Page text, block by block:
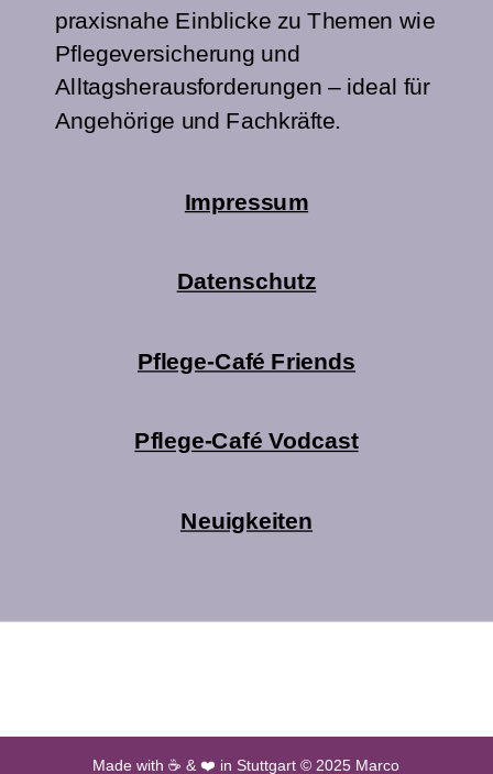
praxisnahe Einblicke zu Themen wie
Pflegeversicherung und
Alltagsherausforderungen – ideal für
Angehörige und Fachkräfte.
Impressum
Datenschutz
Pflege-Café Friends
Pflege-Café Vodcast
Neuigkeiten
Made with ☕ & ❤️ in Stuttgart © 2025 Marco